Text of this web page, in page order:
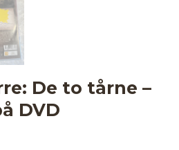
De to tårne –
DVD